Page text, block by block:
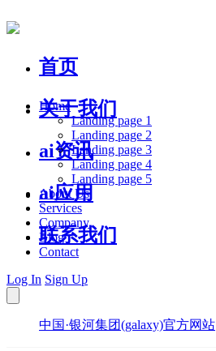
首页
关于我们
ai资讯
ai应用
联系我们
Home
Landing page 1
Landing page 2
Landing page 3
Landing page 4
Landing page 5
About Us
Services
Company
Blog
Contact
Log In Sign Up
中国·银河集团(galaxy)官方网站